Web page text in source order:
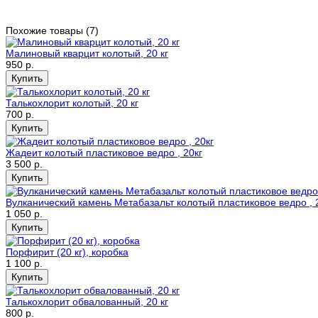
Похожие товары (7)
Малиновый кварцит колотый, 20 кг
950 р.
Талькохлорит колотый, 20 кг
700 р.
Жадеит колотый пластиковое ведро , 20кг
3 500 р.
Вулканический камень Метабазальт колотый пластиковое ведро ,
1 050 р.
Порфирит (20 кг), коробка
1 100 р.
Талькохлорит обвалованный, 20 кг
800 р.